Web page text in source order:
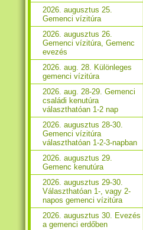
2026. augusztus 25.
Gemenci vízitúra
2026. augusztus 26.
Gemenci vízitúra, Gemenc
evezés
2026. aug. 28. Különleges
gemenci vízitúra
2026. aug. 28-29. Gemenci
családi kenutúra
választhatóan 1-2 nap
2026. augusztus 28-30.
Gemenci vízitúra
választhatóan 1-2-3-napban
2026. augusztus 29.
Gemenc kenutúra
2026. augusztus 29-30.
Választhatóan 1-, vagy 2-
napos gemenci vízitúra
2026. augusztus 30. Evezés
a gemenci erdőben